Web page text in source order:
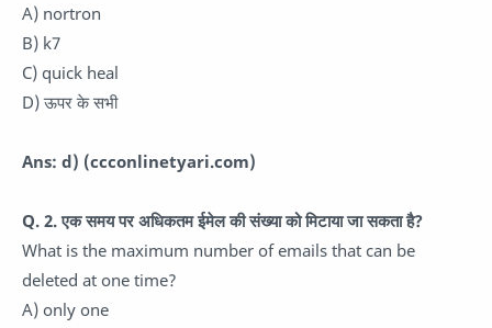
A) nortron
B) k7
C) quick heal
D) ऊपर के सभी
Ans: d) (ccconlinetyari.com)
Q. 2. एक समय पर अधिकतम ईमेल की संख्या को मिटाया जा सकता है?
What is the maximum number of emails that can be
deleted at one time?
A) only one